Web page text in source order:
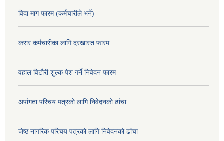
विदा माग फारम (कर्मचारीले भर्ने)
करार कर्मचारीका लागि दरखास्त फारम
वहाल विटौरी शुल्क पेश गर्ने निवेदन फारम
अपांगता परिचय पत्रको लागि निवेदनको ढांचा
जेष्ठ नागरिक परिचय पत्रको लागि निवेदनको ढांचा